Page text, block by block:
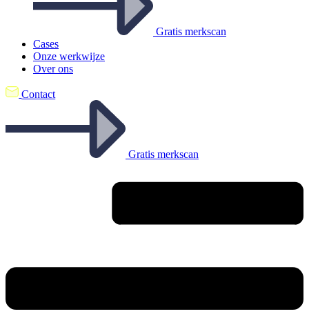
Gratis merkscan
Cases
Onze werkwijze
Over ons
Contact
Gratis merkscan